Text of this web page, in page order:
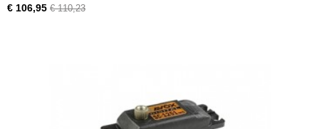
€ 106,95 € 110,23